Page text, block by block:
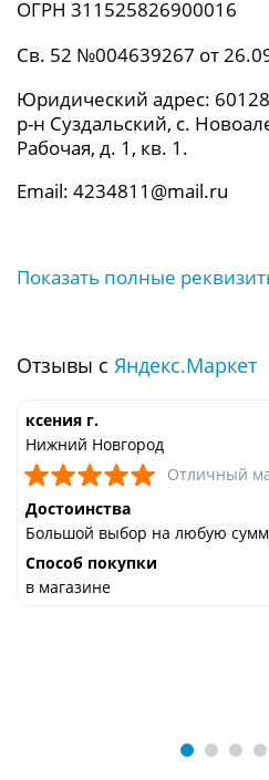
ОГРН 311525826900016
Св. 52 №004639267 от
Юридический адрес:
р-н Суздальский, с.
Рабочая, д. 1, кв. 1.
Email: 4234811@mail.ru
Показать полные
Отзывы с Яндекс.Маркет
ксения г.
Нижний Новгород
Отличный
Достоинства
Большой выбор на любую
Способ покупки
в магазине